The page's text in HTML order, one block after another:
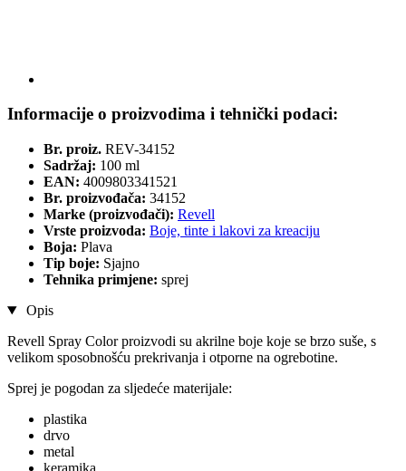
Informacije o proizvodima i tehnički podaci:
Br. proiz. REV-34152
Sadržaj: 100 ml
EAN: 4009803341521
Br. proizvođača: 34152
Marke (proizvođači): Revell
Vrste proizvoda: Boje, tinte i lakovi za kreaciju
Boja: Plava
Tip boje: Sjajno
Tehnika primjene: sprej
Opis
Revell Spray Color proizvodi su akrilne boje koje se brzo suše, s
velikom sposobnošću prekrivanja i otporne na ogrebotine.
Sprej je pogodan za sljedeće materijale:
plastika
drvo
metal
keramika